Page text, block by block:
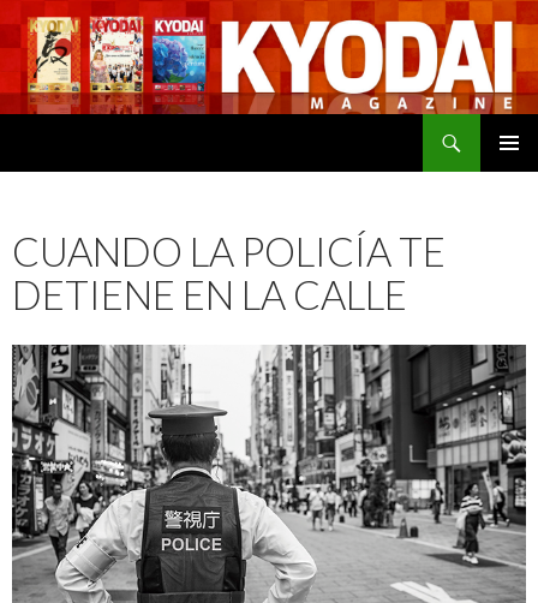
CUANDO LA POLICÍA TE
DETIENE EN LA CALLE